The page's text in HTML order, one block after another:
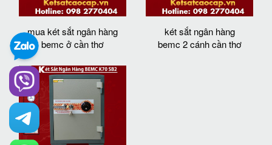
mua két sắt ngân hàng
bemc ở cần thơ
két sắt ngân hàng
bemc 2 cánh cần thơ